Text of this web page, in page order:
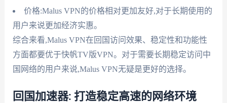
价格:Malus VPN的价格相对更加友好,对于长期使用的
用户来说更加经济实惠。
综合来看,Malus VPN在回国访问效果、稳定性和功能性
方面都要优于快帆TV版VPN。对于需要长期稳定访问中
国网络的用户来说,Malus VPN无疑是更好的选择。
回国加速器: 打造稳定高速的网络环境